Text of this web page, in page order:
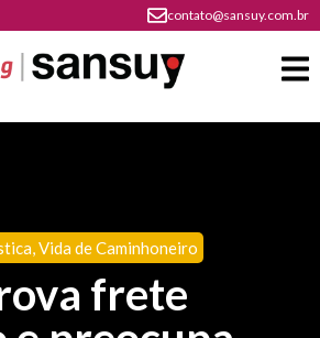
contato@sansuy.com.br
,Vida de Caminhoneiro
frete